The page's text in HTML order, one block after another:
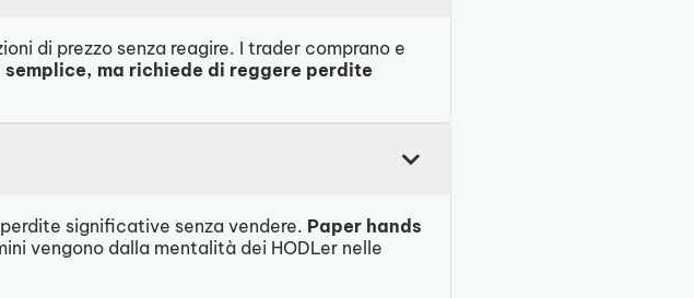
di prezzo senza reagire. I trader comprano e
semplice, ma richiede di reggere perdite
significative senza vendere. Paper hands
vengono dalla mentalità dei HODLer nelle